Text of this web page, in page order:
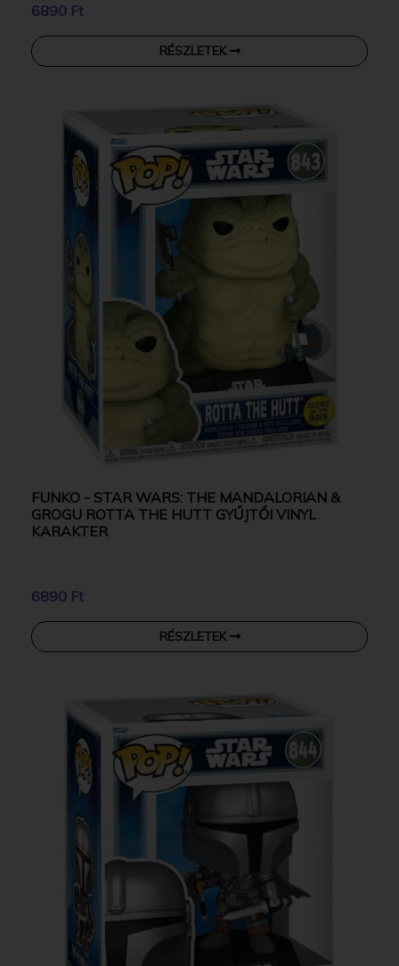
6890 Ft
RÉSZLETEK
FUNKO - STAR WARS: THE MANDALORIAN &
GROGU ROTTA THE HUTT GYŰJTŐI VINYL
KARAKTER
6890 Ft
RÉSZLETEK